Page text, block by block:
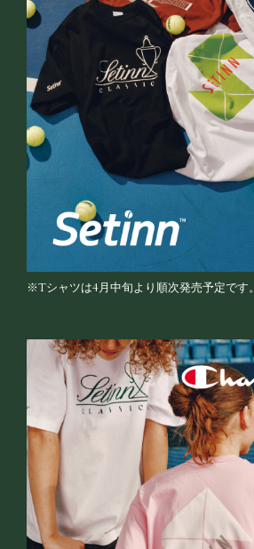
※Tシャツは4月中旬より順次発売予定です。